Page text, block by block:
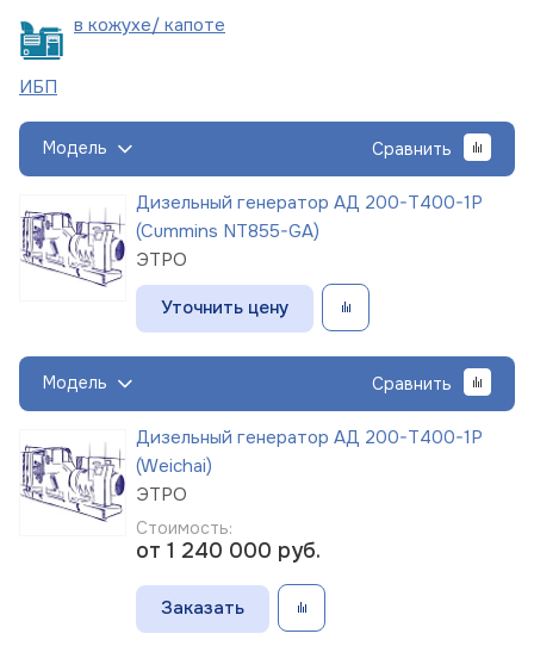
в кожухе/ капоте
ИБП
Модель Сравнить
Дизельный генератор АД 200-Т400-1Р
(Cummins NT855-GA)
ЭТРО
Уточнить цену
Модель Сравнить
Дизельный генератор АД 200-Т400-1Р
(Weichai)
ЭТРО
Стоимость:
от 1 240 000 руб.
Заказать